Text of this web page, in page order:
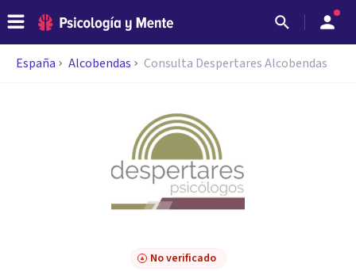
España Alcobendas Consulta Despertares Alcobendas
No verificado